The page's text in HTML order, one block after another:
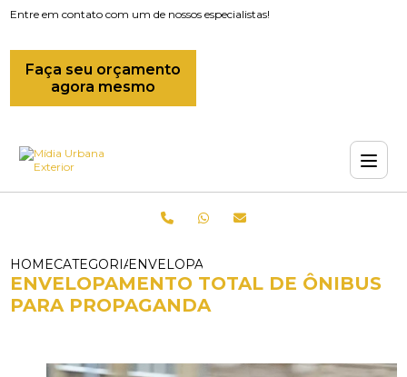
Entre em contato com um de nossos especialistas!
Faça seu orçamento
agora mesmo
HOMECATEGORIASENVELOPAMENTO TOTAL DE ONIBUS
ENVELOPAMENTO TOTAL DE ÔNIBUS
PARA PROPAGANDA